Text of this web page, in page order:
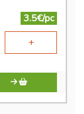
3.5€/pc
+